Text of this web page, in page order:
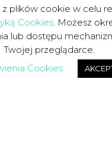
plików cookie w celu
Cookies. Możesz
lub dostępu
Twojej przeglądarce.
Cookies